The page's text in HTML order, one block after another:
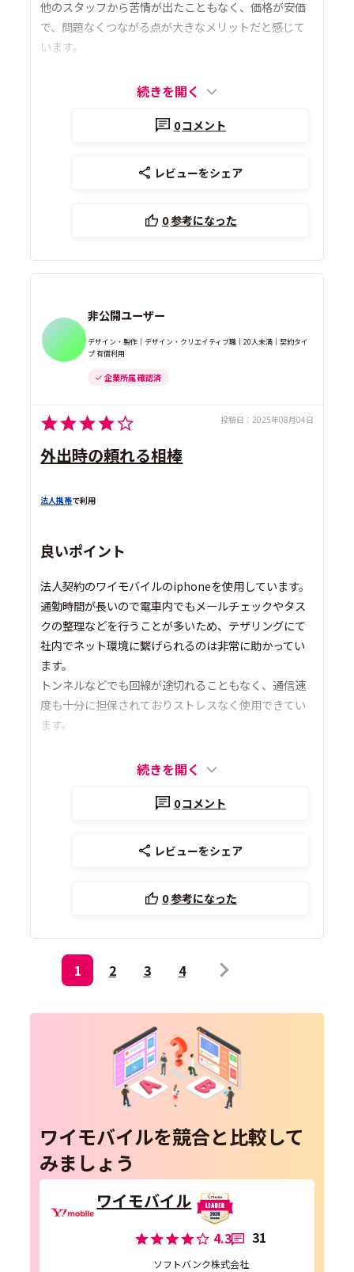
他のスタッフから苦情が出たこともなく、価格が安価
で、問題なくつながる点が大きなメリットだと感じて
います。
続きを開く
0コメント
レビューをシェア
0参考になった
非公開ユーザー
デザイン・製作｜デザイン・クリエイティブ職｜20人未満｜契約タイ
プ 有償利用
企業所属 確認済
投稿日： 2025年08月04日
外出時の頼れる相棒
法人携帯で利用
良いポイント
法人契約のワイモバイルのiphoneを使用しています。
通勤時間が長いので電車内でもメールチェックやタス
クの整理などを行うことが多いため、テザリングにて
社内でネット環境に繋げられるのは非常に助かってい
ます。
トンネルなどでも回線が途切れることもなく、通信速
度も十分に担保されておりストレスなく使用できてい
ます。
続きを開く
0コメント
レビューをシェア
0参考になった
1 2 3 4
ワイモバイルを競合と比較して
みましょう
ワイモバイル
4.3 31
ソフトバンク株式会社